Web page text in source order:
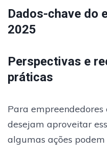
Dados-chave do
2025
Perspectivas e
práticas
Para empreendedores
desejam aproveitar
algumas ações